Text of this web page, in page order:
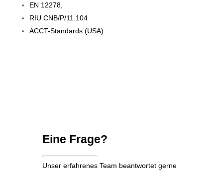
EN 12278,
RfU CNB/P/11.104
ACCT-Standards (USA)
Eine Frage?
Unser erfahrenes Team beantwortet gerne